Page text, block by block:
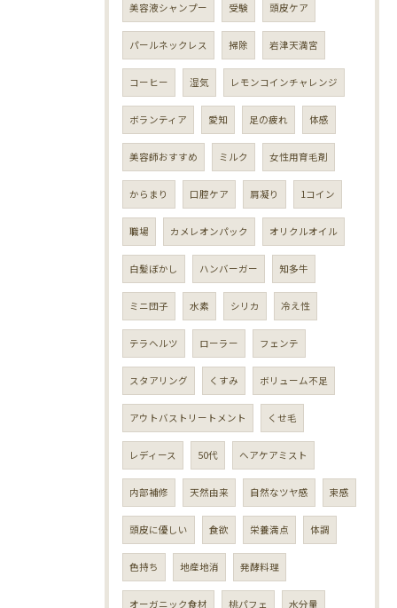
美容液シャンプー 受験 頭皮ケア
パールネックレス 掃除 岩津天満宮
コーヒー 湿気 レモンコインチャレンジ
ボランティア 愛知 足の疲れ 体感
美容師おすすめ ミルク 女性用育毛剤
からまり 口腔ケア 肩凝り 1コイン
職場 カメレオンパック オリクルオイル
白髪ぼかし ハンバーガー 知多牛
ミニ団子 水素 シリカ 冷え性
テラヘルツ ローラー フェンテ
スタアリング くすみ ボリューム不足
アウトバストリートメント くせ毛
レディース 50代 ヘアケアミスト
内部補修 天然由来 自然なツヤ感 束感
頭皮に優しい 食欲 栄養満点 体調
色持ち 地産地消 発酵料理
オーガニック食材 桃パフェ 水分量